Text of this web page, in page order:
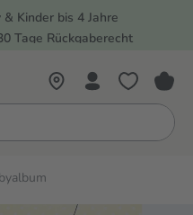
Kinder bis 4 Jahre
Tage Rückgaberecht